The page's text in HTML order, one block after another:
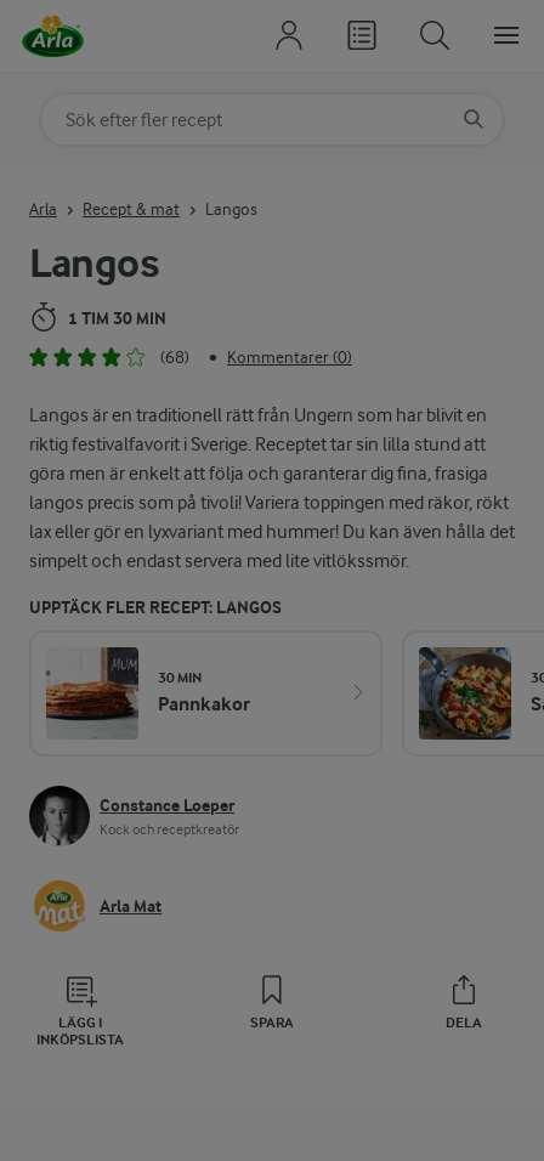
Langos
1 TIM 30 MIN
(68) • Kommentarer (0)
Langos är en traditionell rätt från Ungern som har blivit en
riktig festivalfavorit i Sverige. Receptet tar sin lilla stund att
göra men är enkelt att följa och garanterar dig fina, frasiga
langos precis som på tivoli! Variera toppingen med räkor, rökt
lax eller gör en lyxvariant med hummer! Du kan även hålla det
simpelt och endast servera med lite vitlökssmör.
UPPTÄCK FLER RECEPT: LANGOS
30 MIN
Pannkakor
Constance Loeper
Kock och receptkreatör
Arla Mat
LÄGG I
INKÖPSLISTA
SPARA DELA
Arla Recept & mat Langos
Sök på kategori eller ingrediens